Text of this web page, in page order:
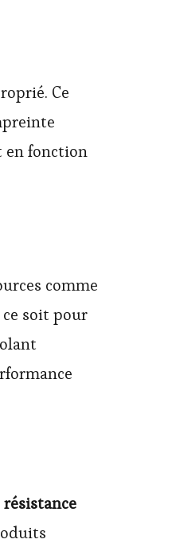
Ce
en fonction
comme
soit pour
résistance